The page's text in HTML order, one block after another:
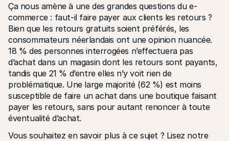
Ça nous amène à une des grandes questions du e-
commerce : faut-il faire payer aux clients les retours ?
Bien que les retours gratuits soient préférés, les
consommateurs néerlandais ont une opinion nuancée.
18 % des personnes interrogées n’effectuera pas
d’achat dans un magasin dont les retours sont payants,
tandis que 21 % d’entre elles n’y voit rien de
problématique. Une large majorité (62 %) est moins
susceptible de faire un achat dans une boutique faisant
payer les retours, sans pour autant renoncer à toute
éventualité d’achat.
Vous souhaitez en savoir plus à ce sujet ? Lisez notre